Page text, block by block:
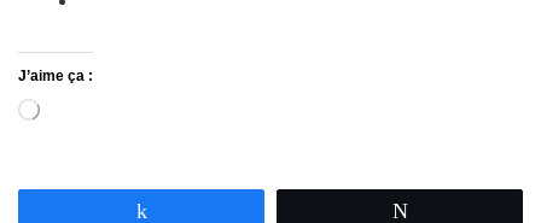
J’aime ça :